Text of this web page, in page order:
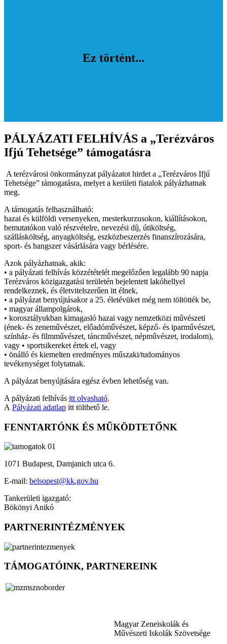
Ez történt...
PÁLYÁZATI FELHÍVÁS a „Terézváros
Ifjú Tehetsége” támogatásra
A terézvárosi önkormányzat pályázatot hirdet a „Terézváros Ifjú
Tehetsége” támogatásra, melyet a kerületi fiatalok pályázhatnak
meg.
A támogatás felhasználható:
hazai és külföldi versenyeken, mesterkurzusokon, kiállításokon,
bemutatókon való részvételre, nevezési díj, útiköltség,
szállásköltség, anyagköltség, eszközbeszerzés finanszírozására,
sport- és hangszer vásárlására vagy bérlésére.
Azok pályázhatnak, akik:
• a pályázati felhívás közzétételét megelőzően legalább 90 napja
Terézváros közigazgatási területén bejelentett lakóhellyel
rendelkeznek, és életvitelszerűen itt élnek,
• a pályázat benyújtásakor a 25. életévüket még nem töltötték be,
• magyar állampolgárok,
• korosztályukban kimagasló hazai vagy nemzetközi művészeti
(ének- és zeneművészet, előadóművészet, képző- és iparművészet,
színház- és filmművészet, táncművészet, népművészet, irodalom),
vagy • sportsikereket értek el, vagy
• önálló és kiemelten eredményes műszaki/tudományos
tevékenységet folytatnak.
A pályázat benyújtására egész évben lehetőség van.
A pályázati felhívás itt olvasható.
A Pályázati adatlap itt tölthető le.
FENNTARTÓNK ÉS MŰKÖDTETŐNK
1071 Budapest, Damjanich utca 6.
E-mail: belsopest@kk.gov.hu
Tankerületi igazgató:
Bökönyi Anikó
PARTNERINTÉZMÉNYEK
TÁMOGATÓINK, PARTNEREINK
Magyar Zeneiskolák és
Művészeti Iskolák Szövetsége